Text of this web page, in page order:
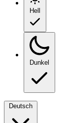
Hell
Dunkel
Deutsch